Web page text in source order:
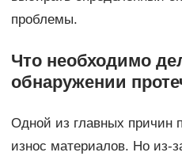
проблемы.
Что необходимо
обнаружении
Одной из главных причин
износ материалов. Но из-